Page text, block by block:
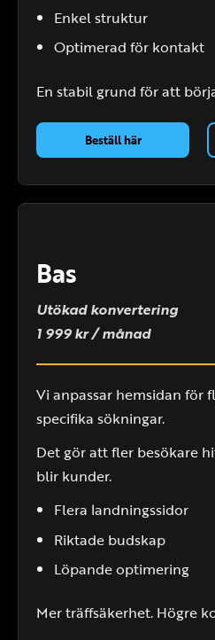
Enkel struktur
Optimerad för kontakt
En stabil grund för att
Beställ här
Bas
Utökad konvertering
1 999 kr / månad
Vi anpassar hemsidan för
specifika sökningar.
Det gör att fler besökare
blir kunder.
Flera landningssidor
Riktade budskap
Löpande optimering
Mer träffsäkerhet. Högre